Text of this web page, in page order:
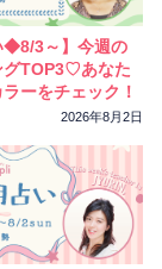
◆8/3～】今週の
グTOP3♡あなた
ーをチェック！
2026年8月2日